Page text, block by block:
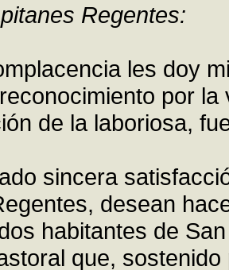
Regentes:
les doy
por
de la laboriosa,
sincera
desean
habitantes de
que,